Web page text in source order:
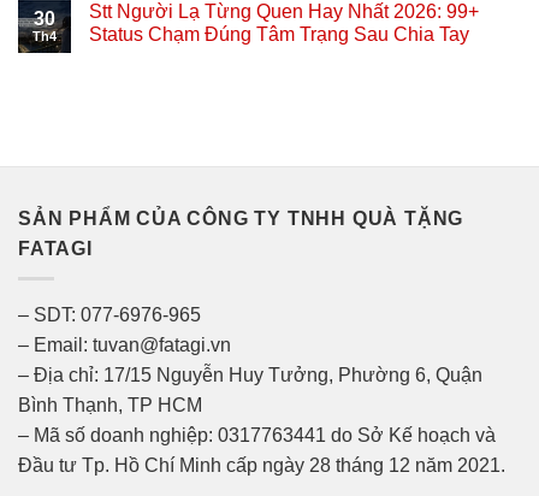
30
Th4
Stt Người Lạ Từng Quen Hay Nhất 2026: 99+
Status Chạm Đúng Tâm Trạng Sau Chia Tay
SẢN PHẨM CỦA CÔNG TY TNHH QUÀ TẶNG
FATAGI
– SDT: 077-6976-965
– Email: tuvan@fatagi.vn
– Địa chỉ: 17/15 Nguyễn Huy Tưởng, Phường 6, Quận
Bình Thạnh, TP HCM
– Mã số doanh nghiệp: 0317763441 do Sở Kế hoạch và
Đầu tư Tp. Hồ Chí Minh cấp ngày 28 tháng 12 năm 2021.